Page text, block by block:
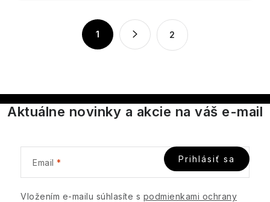
e
p
k
o
1 2
Aktuálne novinky a akcie na váš e-mail
Email
Vložením e-mailu súhlasíte s podmienkami ochrany
Prihlásiť sa